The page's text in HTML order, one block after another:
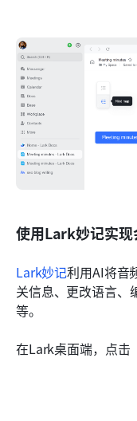
使用Lark妙记实现
Lark妙记利用AI将音
关信息、更改语言、
等。
在Lark桌面端，点